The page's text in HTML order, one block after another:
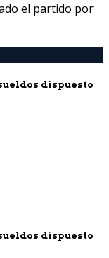
el partido por
dispuesto
dispuesto